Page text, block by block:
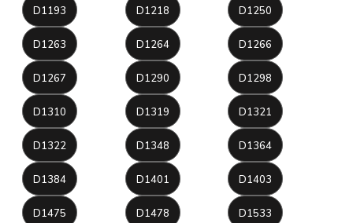
D1193 D1218 D1250
D1263 D1264 D1266
D1267 D1290 D1298
D1310 D1319 D1321
D1322 D1348 D1364
D1384 D1401 D1403
D1475 D1478 D1533